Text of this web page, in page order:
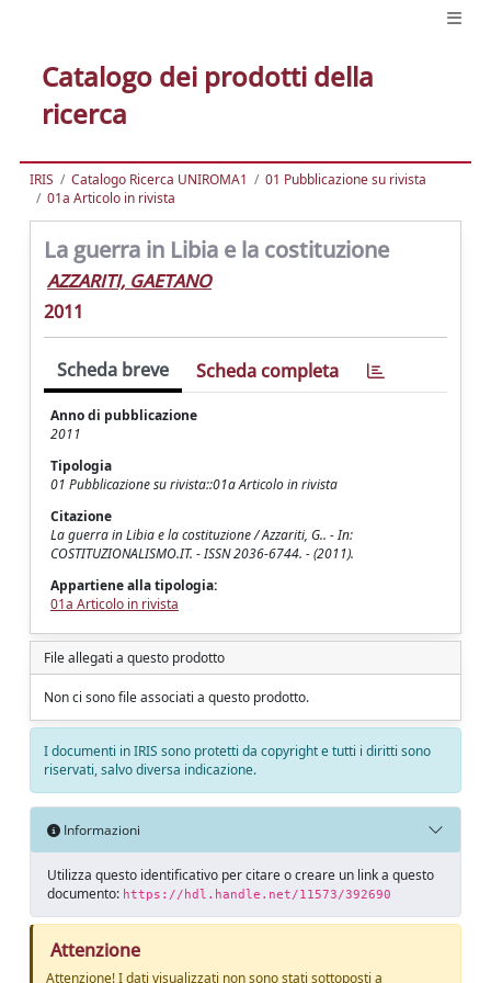
Catalogo dei prodotti della
ricerca
IRIS Catalogo Ricerca UNIROMA1
01 Pubblicazione su rivista
01a Articolo in rivista
La guerra in Libia e la costituzione
AZZARITI, GAETANO
2011
Scheda breve Scheda completa
Anno di pubblicazione
2011
Tipologia
01 Pubblicazione su rivista::01a Articolo in rivista
Citazione
La guerra in Libia e la costituzione / Azzariti, G.. - In:
COSTITUZIONALISMO.IT. - ISSN 2036-6744. - (2011).
Appartiene alla tipologia:
01a Articolo in rivista
File allegati a questo prodotto
Non ci sono file associati a questo prodotto.
I documenti in IRIS sono protetti da copyright e tutti i diritti sono
riservati, salvo diversa indicazione.
Informazioni
Utilizza questo identificativo per citare o creare un link a questo
documento: https://hdl.handle.net/11573/392690
Attenzione
Attenzione! I dati visualizzati non sono stati sottoposti a